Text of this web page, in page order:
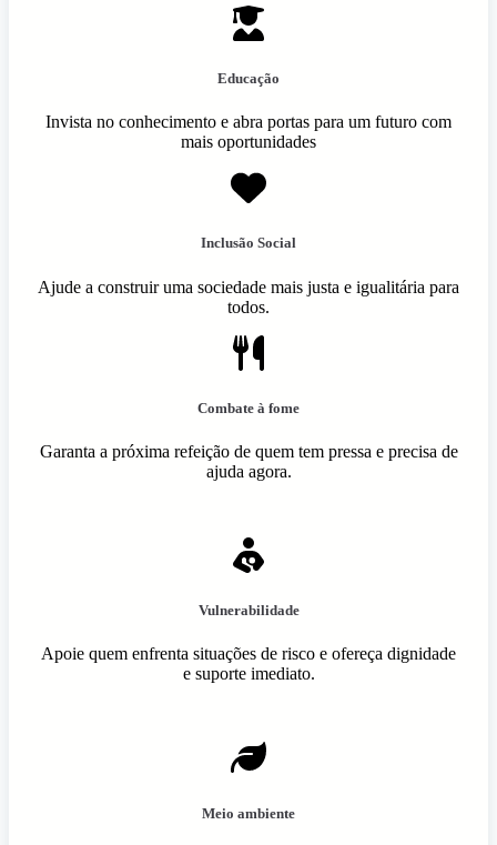
Educação
Invista no conhecimento e abra portas para um futuro com
mais oportunidades
Inclusão Social
Ajude a construir uma sociedade mais justa e igualitária para
todos.
Combate à fome
Garanta a próxima refeição de quem tem pressa e precisa de
ajuda agora.
Vulnerabilidade
Apoie quem enfrenta situações de risco e ofereça dignidade
e suporte imediato.
Meio ambiente